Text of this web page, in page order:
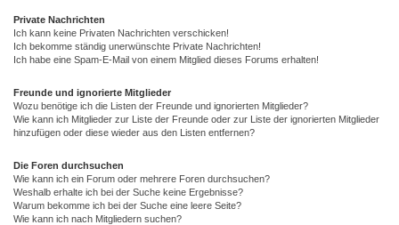
Private Nachrichten
Ich kann keine Privaten Nachrichten verschicken!
Ich bekomme ständig unerwünschte Private Nachrichten!
Ich habe eine Spam-E-Mail von einem Mitglied dieses Forums erhalten!
Freunde und ignorierte Mitglieder
Wozu benötige ich die Listen der Freunde und ignorierten Mitglieder?
Wie kann ich Mitglieder zur Liste der Freunde oder zur Liste der ignorierten Mitglieder
hinzufügen oder diese wieder aus den Listen entfernen?
Die Foren durchsuchen
Wie kann ich ein Forum oder mehrere Foren durchsuchen?
Weshalb erhalte ich bei der Suche keine Ergebnisse?
Warum bekomme ich bei der Suche eine leere Seite?
Wie kann ich nach Mitgliedern suchen?